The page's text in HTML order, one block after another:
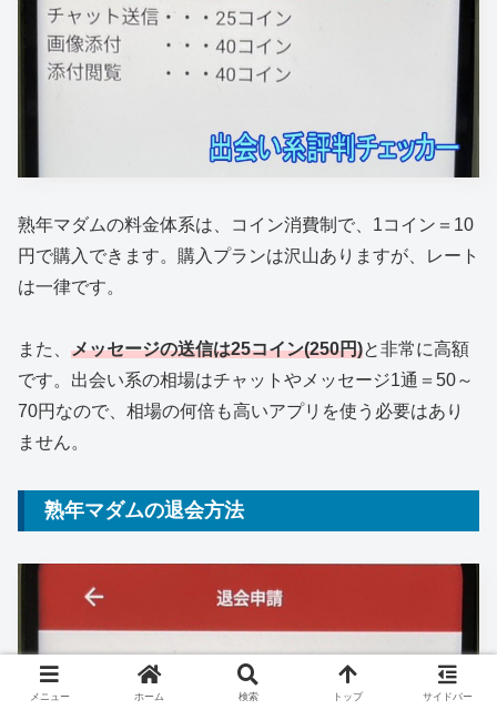
熟年マダムの料金体系は、コイン消費制で、1コイン＝10
円で購入できます。購入プランは沢山ありますが、レート
は一律です。
また、 メッセージの送信は25コイン(250円)と非常に高額
です。出会い系の相場はチャットやメッセージ1通＝50～
70円なので、相場の何倍も高いアプリを使う必要はあり
ません。
熟年マダムの退会方法
メニュー ホーム 検索 トップ サイドバー